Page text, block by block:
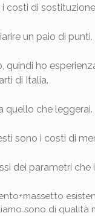
costi di
un paio di punti.
quindi ho
di Italia.
quello che leggerai.
sono i costi di
dei parametri
sono di qualità